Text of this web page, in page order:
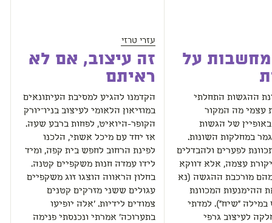
על
ההגשות התחלתי
עצמי מה המקור
של הגשות
במחלקות השונות.
לפערים ולהבדלים
עצמה, אלא דווקא
מורכבת ההגשה (נא
ההימנעות המכוונת
"שיח"). למדתי
לעיצוב גרפי
עזרי טרזי
זה עיצוב, אם לא
ראיתם
הקדמנו להגיע למסיבת העיתונאים
במוזיאון הלאומי לעיצוב בניו־יורק
הקופר-היואיט, לפחות ברבע שעה.
אז יחד עם מיכל אשתי, הלכנו
לפינת הרחוב לחפש בית קפה, ומיד
לידו עמדה חנות משקפיים קטנה.
בחלון הראווה הוצגו זוג משקפיים
עגולים ששני מזרקים קטנים
צמודים לידיות. 'אלה יופיעו
בתערוכה' אמרתי ונכנסתי פנימה